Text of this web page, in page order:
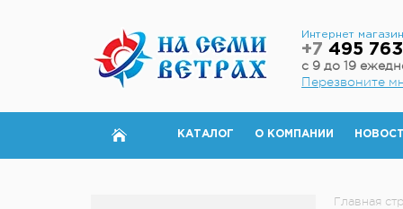
Интернет магазин
+7 495
с 9 до 19
Перезвоните
КАТАЛОГ О КОМПАНИИ
Главная